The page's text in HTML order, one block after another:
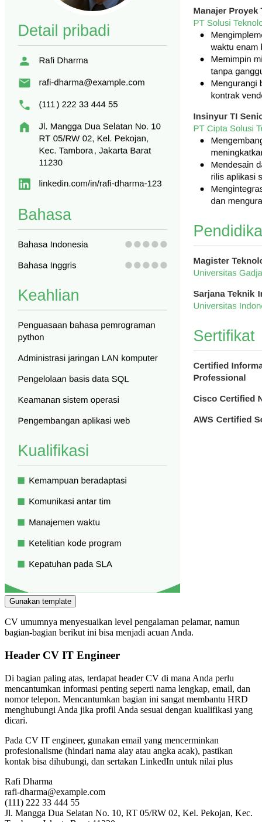
Gunakan template
CV umumnya menyesuaikan level pengalaman pelamar, namun
bagian-bagian berikut ini bisa menjadi acuan Anda.
Header CV IT Engineer
Di bagian paling atas, terdapat header CV di mana Anda perlu
mencantumkan informasi penting seperti nama lengkap, email, dan
nomor telepon. Mencantumkan bagian ini sangat membantu HRD
menghubungi Anda jika profil Anda sesuai dengan kualifikasi yang
dicari.
Pada CV IT engineer, gunakan email yang mencerminkan
profesionalisme (hindari nama alay atau angka acak), pastikan
kontak bisa dihubungi, dan sertakan LinkedIn untuk nilai plus
Rafi Dharma
rafi-dharma@example.com
(111) 222 33 444 55
Jl. Mangga Dua Selatan No. 10, RT 05/RW 02, Kel. Pekojan, Kec.